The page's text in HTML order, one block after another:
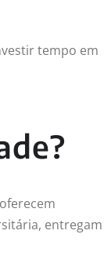
tempo em
entregam